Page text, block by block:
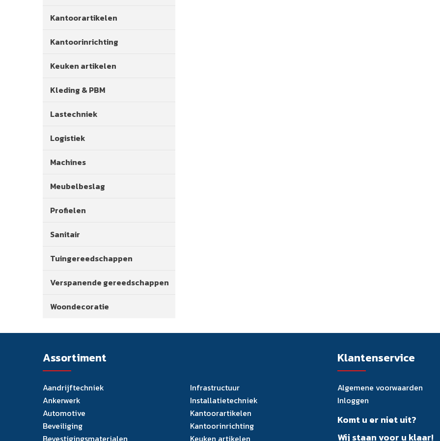
Kantoorartikelen
Kantoorinrichting
Keuken artikelen
Kleding & PBM
Lastechniek
Logistiek
Machines
Meubelbeslag
Profielen
Sanitair
Tuingereedschappen
Verspanende gereedschappen
Woondecoratie
Assortiment
Aandrijftechniek
Ankerwerk
Automotive
Beveiliging
Bevestigingsmaterialen
Infrastructuur
Installatietechniek
Kantoorartikelen
Kantoorinrichting
Keuken artikelen
Klantenservice
Algemene voorwaarden
Inloggen
Komt u er niet uit?
Wij staan voor u klaar!